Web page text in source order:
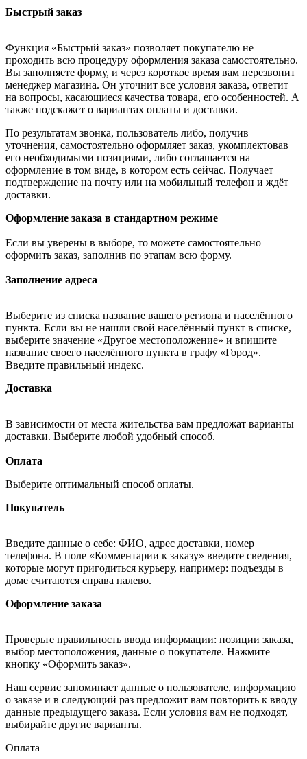
Быстрый заказ
Функция «Быстрый заказ» позволяет покупателю не
проходить всю процедуру оформления заказа самостоятельно.
Вы заполняете форму, и через короткое время вам перезвонит
менеджер магазина. Он уточнит все условия заказа, ответит
на вопросы, касающиеся качества товара, его особенностей. А
также подскажет о вариантах оплаты и доставки.
По результатам звонка, пользователь либо, получив
уточнения, самостоятельно оформляет заказ, укомплектовав
его необходимыми позициями, либо соглашается на
оформление в том виде, в котором есть сейчас. Получает
подтверждение на почту или на мобильный телефон и ждёт
доставки.
Оформление заказа в стандартном режиме
Если вы уверены в выборе, то можете самостоятельно
оформить заказ, заполнив по этапам всю форму.
Заполнение адреса
Выберите из списка название вашего региона и населённого
пункта. Если вы не нашли свой населённый пункт в списке,
выберите значение «Другое местоположение» и впишите
название своего населённого пункта в графу «Город».
Введите правильный индекс.
Доставка
В зависимости от места жительства вам предложат варианты
доставки. Выберите любой удобный способ.
Оплата
Выберите оптимальный способ оплаты.
Покупатель
Введите данные о себе: ФИО, адрес доставки, номер
телефона. В поле «Комментарии к заказу» введите сведения,
которые могут пригодиться курьеру, например: подъезды в
доме считаются справа налево.
Оформление заказа
Проверьте правильность ввода информации: позиции заказа,
выбор местоположения, данные о покупателе. Нажмите
кнопку «Оформить заказ».
Наш сервис запоминает данные о пользователе, информацию
о заказе и в следующий раз предложит вам повторить к вводу
данные предыдущего заказа. Если условия вам не подходят,
выбирайте другие варианты.
Оплата